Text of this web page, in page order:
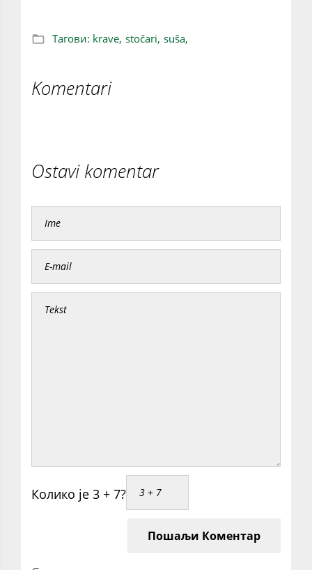
Тагови: krave, stočari, suša,
Komentari
Ostavi komentar
Колико је 3 + 7?
Пошаљи Коментар